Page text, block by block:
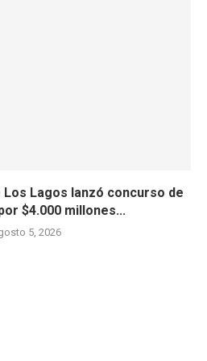
Los Lagos lanzó concurso de
$4.000 millones...
5, 2026